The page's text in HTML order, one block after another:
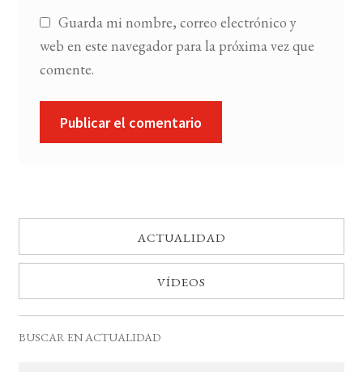
Guarda mi nombre, correo electrónico y
web en este navegador para la próxima vez que
comente.
ACTUALIDAD
VÍDEOS
BUSCAR EN ACTUALIDAD